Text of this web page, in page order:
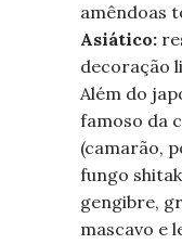
amêndoas
Asiático:
decoração
Além do
famoso da
(camarão,
fungo
gengibre,
mascavo e